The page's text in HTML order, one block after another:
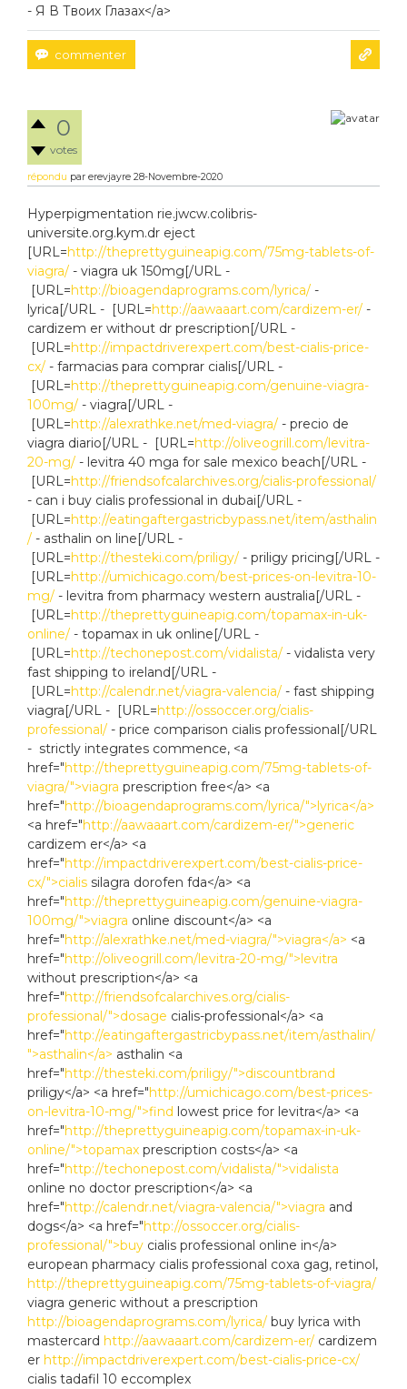
- Я В Твоих Глазах</a>
0
votes
répondu par erevjayre 28-Novembre-2020
Hyperpigmentation rie.jwcw.colibris-
universite.org.kym.dr eject
[URL=http://theprettyguineapig.com/75mg-tablets-of-
viagra/ - viagra uk 150mg[/URL -
[URL=http://bioagendaprograms.com/lyrica/ -
lyrica[/URL - [URL=http://aawaaart.com/cardizem-er/ -
cardizem er without dr prescription[/URL -
[URL=http://impactdriverexpert.com/best-cialis-price-
cx/ - farmacias para comprar cialis[/URL -
[URL=http://theprettyguineapig.com/genuine-viagra-
100mg/ - viagra[/URL -
[URL=http://alexrathke.net/med-viagra/ - precio de
viagra diario[/URL - [URL=http://oliveogrill.com/levitra-
20-mg/ - levitra 40 mga for sale mexico beach[/URL -
[URL=http://friendsofcalarchives.org/cialis-professional/
- can i buy cialis professional in dubai[/URL -
[URL=http://eatingaftergastricbypass.net/item/asthalin
/ - asthalin on line[/URL -
[URL=http://thesteki.com/priligy/ - priligy pricing[/URL -
[URL=http://umichicago.com/best-prices-on-levitra-10-
mg/ - levitra from pharmacy western australia[/URL -
[URL=http://theprettyguineapig.com/topamax-in-uk-
online/ - topamax in uk online[/URL -
[URL=http://techonepost.com/vidalista/ - vidalista very
fast shipping to ireland[/URL -
[URL=http://calendr.net/viagra-valencia/ - fast shipping
viagra[/URL - [URL=http://ossoccer.org/cialis-
professional/ - price comparison cialis professional[/URL
- strictly integrates commence, <a
href="http://theprettyguineapig.com/75mg-tablets-of-
viagra/">viagra prescription free</a> <a
href="http://bioagendaprograms.com/lyrica/">lyrica</a>
<a href="http://aawaaart.com/cardizem-er/">generic
cardizem er</a> <a
href="http://impactdriverexpert.com/best-cialis-price-
cx/">cialis silagra dorofen fda</a> <a
href="http://theprettyguineapig.com/genuine-viagra-
100mg/">viagra online discount</a> <a
href="http://alexrathke.net/med-viagra/">viagra</a> <a
href="http://oliveogrill.com/levitra-20-mg/">levitra
without prescription</a> <a
href="http://friendsofcalarchives.org/cialis-
professional/">dosage cialis-professional</a> <a
href="http://eatingaftergastricbypass.net/item/asthalin/
">asthalin</a> asthalin <a
href="http://thesteki.com/priligy/">discountbrand
priligy</a> <a href="http://umichicago.com/best-prices-
on-levitra-10-mg/">find lowest price for levitra</a> <a
href="http://theprettyguineapig.com/topamax-in-uk-
online/">topamax prescription costs</a> <a
href="http://techonepost.com/vidalista/">vidalista
online no doctor prescription</a> <a
href="http://calendr.net/viagra-valencia/">viagra and
dogs</a> <a href="http://ossoccer.org/cialis-
professional/">buy cialis professional online in</a>
european pharmacy cialis professional coxa gag, retinol,
http://theprettyguineapig.com/75mg-tablets-of-viagra/
viagra generic without a prescription
http://bioagendaprograms.com/lyrica/ buy lyrica with
mastercard http://aawaaart.com/cardizem-er/ cardizem
er http://impactdriverexpert.com/best-cialis-price-cx/
cialis tadafil 10 eccomplex